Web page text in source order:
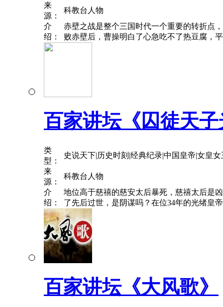
来
源：
科教台人物
介
绍：
赤壁之战是整个三国时代一个重要的转折点
败赤壁后，曹操明白了心急吃不了热豆腐，
百家讲坛《囚徒天
类
型：
史说天下|历史时刻|经典纪录|中国皇帝|女皇女
来
源：
科教台人物
介
绍：
地位高于慈禧的慈安太后暴死，慈禧太后是
了先后过世，是阴谋吗？在位34年的光绪皇
百家讲坛《大风歌》